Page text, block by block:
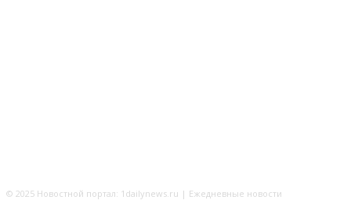
© 2025 Новостной портал: 1dailynews.ru | Ежедневные новости